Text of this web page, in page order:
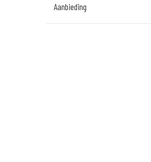
Leeuwarden
Aanbieding